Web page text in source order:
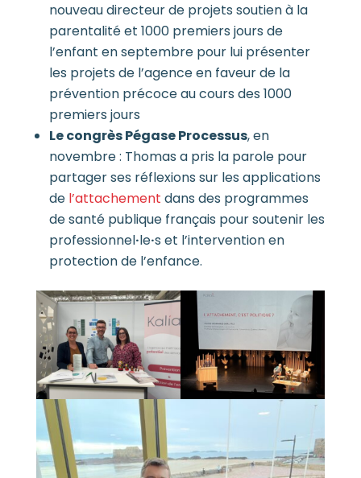
nouveau directeur de projets soutien à la
parentalité et 1000 premiers jours de
l’enfant en septembre pour lui présenter
les projets de l’agence en faveur de la
prévention précoce au cours des 1000
premiers jours
Le congrès Pégase Processus, en
novembre : Thomas a pris la parole pour
partager ses réflexions sur les applications
de l’attachement dans des programmes
de santé publique français pour soutenir les
professionnel·le·s et l’intervention en
protection de l’enfance.